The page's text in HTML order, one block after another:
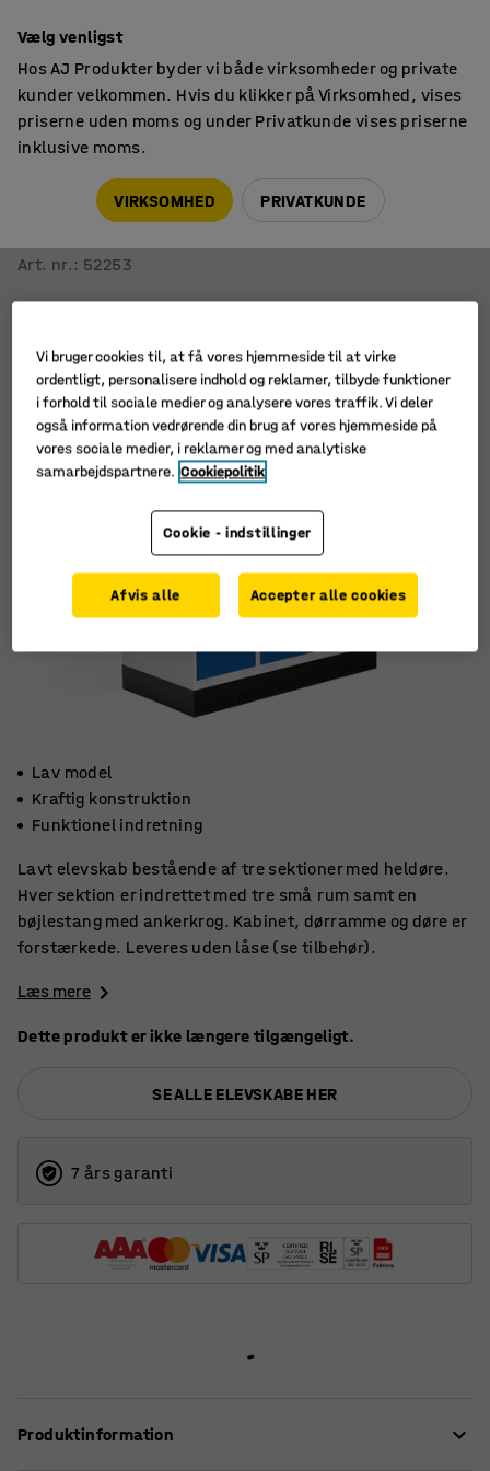
Elevskab ROZ
Art. nr. : 52253
Lav model
Kraftig konstruktion
Funktionel indretning
Lavt elevskab bestående af tre sektioner med heldøre.
Hver sektion er indrettet med tre små rum samt en
bøjlestang med ankerkrog. Kabinet, dørramme og døre er
forstærkede. Leveres uden låse (se tilbehør).
Læs mere
Dette produkt er ikke længere tilgængeligt.
SE ALLE ELEVSKABE HER
7 års garanti
Produktinformation
Vælg venligst
Hos AJ Produkter byder vi både virksomheder og private
kunder velkommen. Hvis du klikker på Virksomhed, vises
priserne uden moms og under Privatkunde vises priserne
inklusive moms.
VIRKSOMHED PRIVATKUNDE
Vi bruger cookies til, at få vores hjemmeside til at virke
ordentligt, personalisere indhold og reklamer, tilbyde funktioner
i forhold til sociale medier og analysere vores traffik. Vi deler
også information vedrørende din brug af vores hjemmeside på
vores sociale medier, i reklamer og med analytiske
samarbejdspartnere. Cookiepolitik
Cookie - indstillinger
Afvis alle Accepter alle cookies